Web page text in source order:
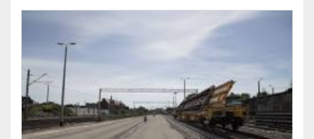
filtrowania
wyszukiwania
dostępne
czytników